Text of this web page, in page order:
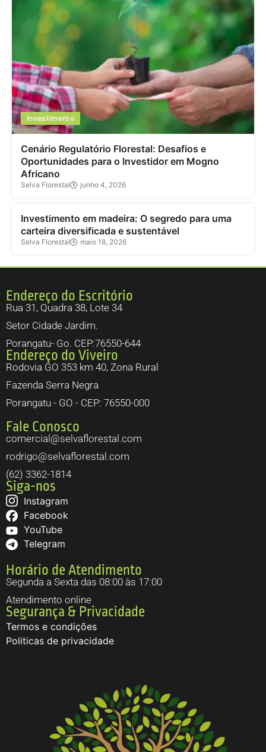
Investimento
Cenário Regulatório Florestal: Desafios e
Oportunidades para o Investidor em Mogno
Africano
Selva Florestal junho 4, 2026
Investimento
Investimento em madeira: O segredo para uma
carteira diversificada e sustentável
Selva Florestal maio 18, 2026
Endereço do Escritório
Rua 31, Quadra 38, Lote 34
Setor Cidade Jardim.
Porangatu- Go. CEP:76550-644
Endereço do Viveiro
Rodovia GO 353 km 40, Zona Rural
Fazenda Serra Negra
Porangatu - GO - CEP: 76550-000
Fale Conosco
comercial@selvaflorestal.com
rodrigo@selvaflorestal.com
(62) 3362-1814
Siga-nos
Instagram
Facebook
YouTube
Telegram
Horário de Atendimento
Segunda a Sexta das 08:00 às 17:00
Atendimento online
Segurança & Privacidade
Termos e condições
Politicas de privacidade